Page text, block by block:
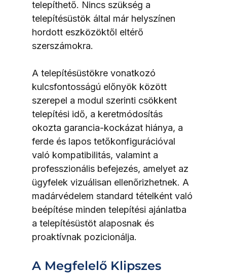
telepíthető. Nincs szükség a
telepítésüstök által már helyszínen
hordott eszközöktől eltérő
szerszámokra.
A telepítésüstökre vonatkozó
kulcsfontosságú előnyök között
szerepel a modul szerinti csökkent
telepítési idő, a keretmódosítás
okozta garancia-kockázat hiánya, a
ferde és lapos tetőkonfigurációval
való kompatibilitás, valamint a
professzionális befejezés, amelyet az
ügyfelek vizuálisan ellenőrizhetnek. A
madárvédelem standard tételként való
beépítése minden telepítési ajánlatba
a telepítésüstöt alaposnak és
proaktívnak pozicionálja.
A Megfelelő Klipszes